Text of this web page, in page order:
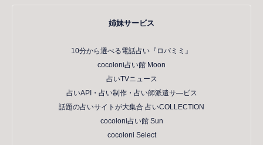
姉妹サービス
10分から選べる電話占い『ロバミミ』
cocoloni占い館 Moon
占いTVニュース
占いAPI・占い制作・占い師派遣サ―ビス
話題の占いサイトが大集合 占いCOLLECTION
cocoloni占い館 Sun
cocoloni Select